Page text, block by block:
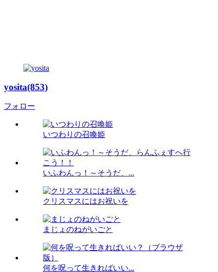
yosita(853)
フォロー
いつわりの召喚姫
いふわんっ！～そうだ、...
クリスマスにはお祝いを
まじょのねがいごと
何を呪って生きればいい...